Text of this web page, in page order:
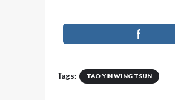
Tags: TAO YIN WING TSUN